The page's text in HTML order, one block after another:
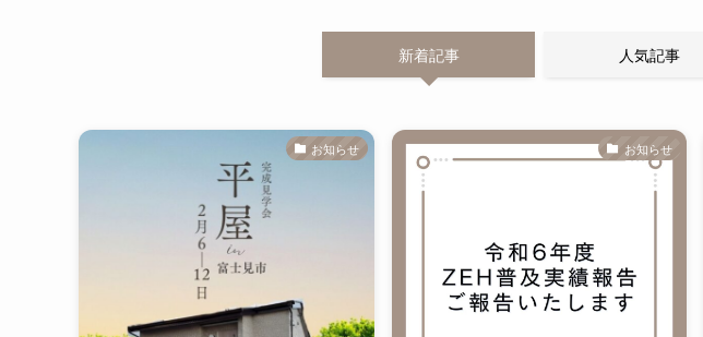
新着記事 人気記事
お知らせ お知らせ